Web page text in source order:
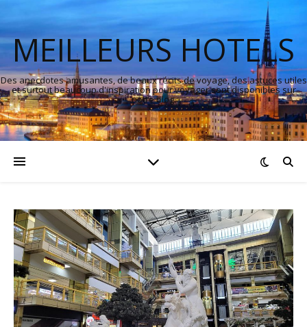
MEILLEURS HOTELS
Des anecdotes amusantes, de beaux récits de voyage, des astuces utiles
et surtout beaucoup d'inspiration pour voyager sont disponibles sur
notre blog.